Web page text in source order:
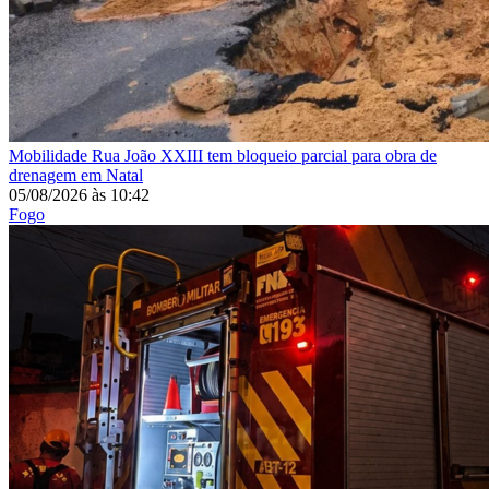
Mobilidade Rua João XXIII tem bloqueio parcial para obra de
drenagem em Natal
05/08/2026 às 10:42
Fogo